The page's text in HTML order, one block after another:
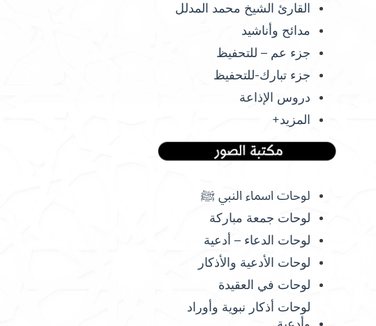
القارئ الشيخ محمد المدلل
مدائح وأناشيد
جزء عم – للتحفيظ
جزء تبارك-للتحفيظ
دروس الإذاعة
المزيد+
لوحات اسماء النبي ﷺ
لوحات جمعة مباركة
لوحات الدعاء – أدعية
لوحات الأدعية والأذكار
لوحات في العقيدة
لوحات أذكار نبوية وأوراد